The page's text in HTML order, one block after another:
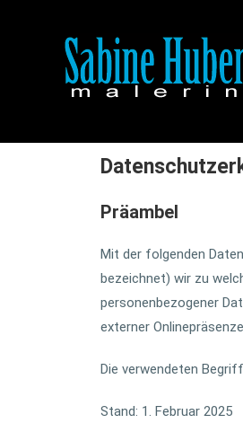
Präambel
Mit der folgenden
bezeichnet) wir zu
personenbezogener
externer
Die verwendeten
Stand: 1. Februar 2025